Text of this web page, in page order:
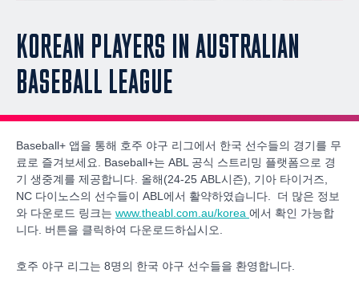
KOREAN PLAYERS IN AUSTRALIAN
BASEBALL LEAGUE
Baseball+ 앱을 통해 호주 야구 리그에서 한국 선수들의 경기를 무
료로 즐겨보세요. Baseball+는 ABL 공식 스트리밍 플랫폼으로 경
기 생중계를 제공합니다. 올해(24-25 ABL시즌), 기아 타이거즈,
NC 다이노스의 선수들이 ABL에서 활약하였습니다. 더 많은 정보
와 다운로드 링크는 www.theabl.com.au/korea 에서 확인 가능합
니다. 버튼을 클릭하여 다운로드하십시오.
호주 야구 리그는 8명의 한국 야구 선수들을 환영합니다.